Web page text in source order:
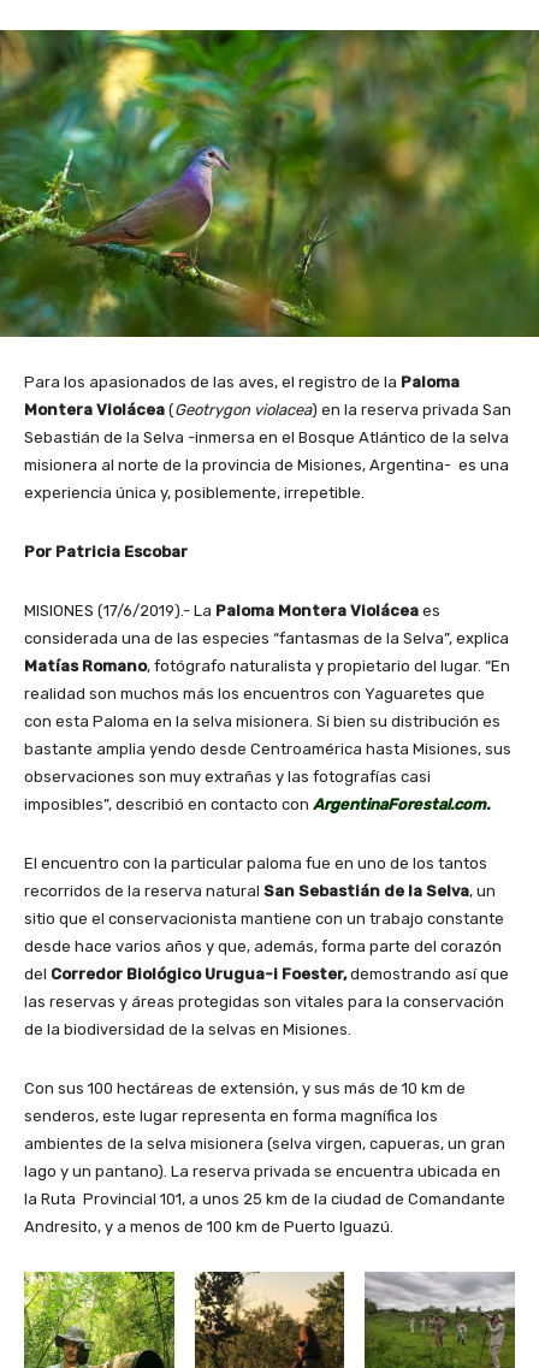
Para los apasionados de las aves, el registro de la Paloma
Montera Violácea (Geotrygon violacea) en la reserva privada San
Sebastián de la Selva -inmersa en el Bosque Atlántico de la selva
misionera al norte de la provincia de Misiones, Argentina- es una
experiencia única y, posiblemente, irrepetible.
Por Patricia Escobar
MISIONES (17/6/2019).- La Paloma Montera Violácea es
considerada una de las especies “fantasmas de la Selva”, explica
Matías Romano, fotógrafo naturalista y propietario del lugar. “En
realidad son muchos más los encuentros con Yaguaretes que
con esta Paloma en la selva misionera. Si bien su distribución es
bastante amplia yendo desde Centroamérica hasta Misiones, sus
observaciones son muy extrañas y las fotografías casi
imposibles”, describió en contacto con ArgentinaForestal.com.
El encuentro con la particular paloma fue en uno de los tantos
recorridos de la reserva natural San Sebastián de la Selva, un
sitio que el conservacionista mantiene con un trabajo constante
desde hace varios años y que, además, forma parte del corazón
del Corredor Biológico Urugua-i Foester,demostrando así que
las reservas y áreas protegidas son vitales para la conservación
de la biodiversidad de la selvas en Misiones.
Con sus 100 hectáreas de extensión, y sus más de 10 km de
senderos, este lugar representa en forma magnífica los
ambientes de la selva misionera (selva virgen, capueras, un gran
lago y un pantano). La reserva privada se encuentra ubicada en
la Ruta Provincial 101, a unos 25 km de la ciudad de Comandante
Andresito, y a menos de 100 km de Puerto Iguazú.